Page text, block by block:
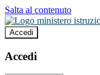
Salta al contenuto
Accedi
Accedi